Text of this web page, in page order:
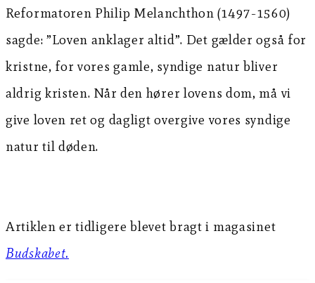
Reformatoren Philip Melanchthon (1497-1560)
sagde: ”Loven anklager altid”. Det gælder også for
kristne, for vores gamle, syndige natur bliver
aldrig kristen. Når den hører lovens dom, må vi
give loven ret og dagligt overgive vores syndige
natur til døden.
Artiklen er tidligere blevet bragt i magasinet
Budskabet.